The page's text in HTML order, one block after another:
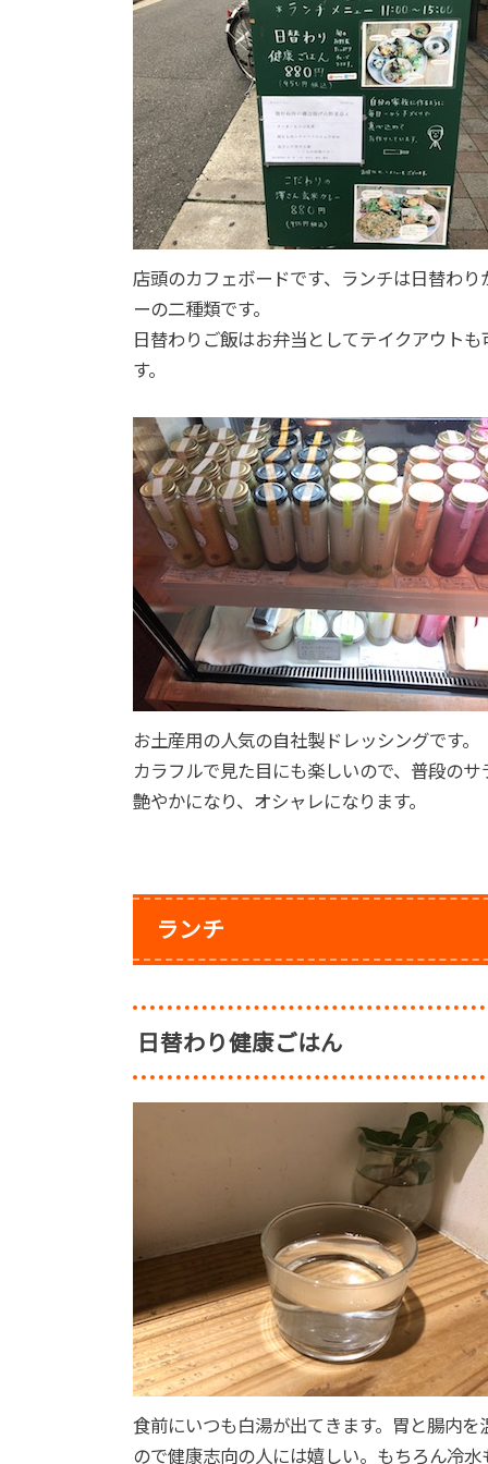
店頭のカフェボードです、ランチは日替わり
ーの二種類です。
日替わりご飯はお弁当としてテイクアウトも
す。
お土産用の人気の自社製ドレッシングです。
カラフルで見た目にも楽しいので、普段のサ
艶やかになり、オシャレになります。
ランチ
日替わり健康ごはん
食前にいつも白湯が出てきます。胃と腸内を
ので健康志向の人には嬉しい。もちろん冷水